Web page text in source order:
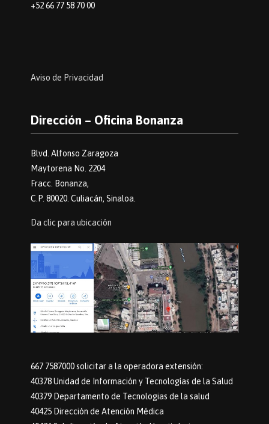
+52 66 77 58 70 00
Aviso de Privacidad
Dirección – Oficina Bonanza
Blvd. Alfonso Zaragoza
Maytorena No. 2204
Fracc. Bonanza,
C.P. 80020. Culiacán, Sinaloa.
Da clic para ubicación
667 7587000 solicitar a la operadora extensión:
40378 Unidad de Información y Tecnologías de la Salud
40379 Departamento de Tecnologias de la salud
40425 Dirección de Atención Médica